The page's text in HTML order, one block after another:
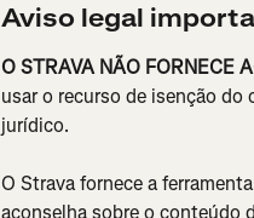
Aviso legal
O STRAVA NÃO FORNECE
usar o recurso de isenção
jurídico.
O Strava fornece a